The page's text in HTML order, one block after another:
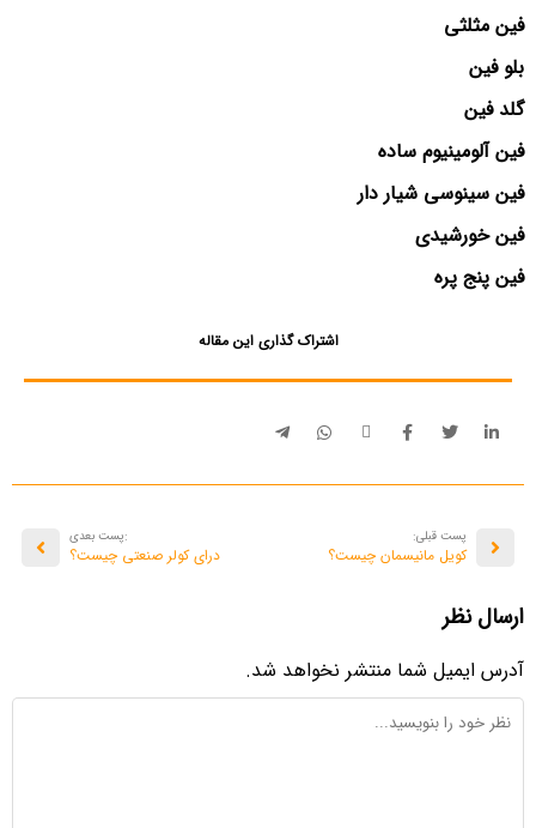
فین مثلثی
بلو فین
گلد فین
فین آلومینیوم ساده
فین سینوسی شیار دار
فین خورشیدی
فین پنج پره
اشتراک گذاری این مقاله
پست قبلی:
کویل مانیسمان چیست؟
:پست بعدی
درای کولر صنعتی چیست؟
ارسال نظر
آدرس ایمیل شما منتشر نخواهد شد.